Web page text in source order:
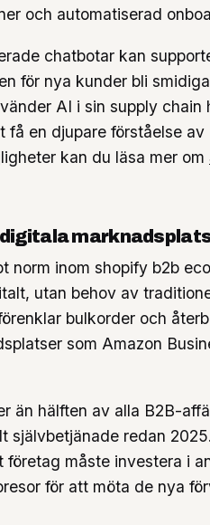
och automatiserad
chatbotar kan
för nya kunder bli
AI i sin supply chain
få en djupare förståelse
kan du läsa mer om
norm inom shopify b2b
utan behov av
bulkorder och
som Amazon
än hälften av alla B2B-
självbetjänade redan
företag måste investera i
för att möta de nya